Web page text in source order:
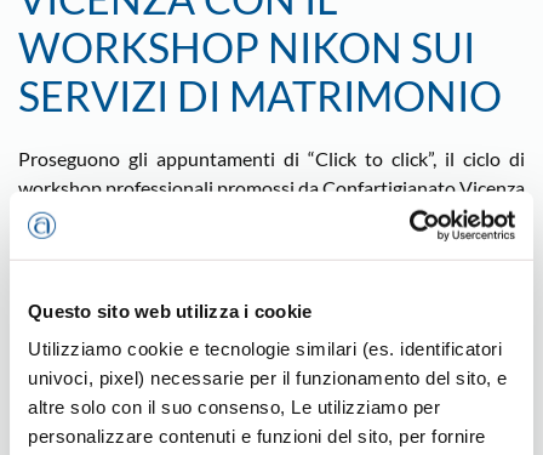
Questo sito web utilizza i cookie
Utilizziamo cookie e tecnologie similari (es. identificatori
univoci, pixel) necessarie per il funzionamento del sito, e
altre solo con il suo consenso, Le utilizziamo per
personalizzare contenuti e funzioni del sito, per fornire
WORKSHOP NIKON SUI
SERVIZI DI MATRIMONIO
Proseguono gli appuntamenti di “Click to click”, il ciclo di
workshop professionali promossi da Confartigianato Vicenza
e rivolti ai Fotografi.
Il prossimo incontro è con “NWAC in tour” ed è in
Fermi, a partire dalle ore 14. Si tratta di un workshop
(NWAC) e dedicato ai servizi matrimoniali, con relatrice
Nadia Di Falco. Il progetto prevede una serie di eventi nelle
principali città italiane, tra cui appunto Vicenza.